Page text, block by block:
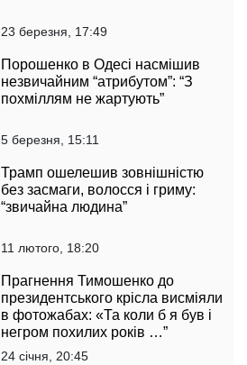
23 березня, 17:49
Порошенко в Одесі насмішив
незвичайним “атрибутом”: “З
похміллям не жартують”
5 березня, 15:11
Трамп ошелешив зовнішністю
без засмаги, волосся і гриму:
“звичайна людина”
11 лютого, 18:20
Прагнення Тимошенко до
президентського крісла висміяли
в фотожабах: «Та коли б я був і
негром похилих років …”
24 січня, 20:45